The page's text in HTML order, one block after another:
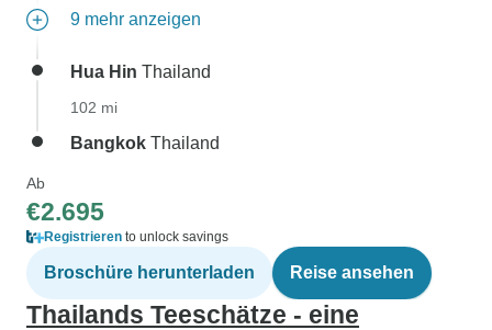
9 mehr anzeigen
Hua Hin Thailand
102 mi
Bangkok Thailand
Ab
€2.695
Registrieren to unlock savings
Broschüre herunterladen Reise ansehen
Thailands Teeschätze - eine